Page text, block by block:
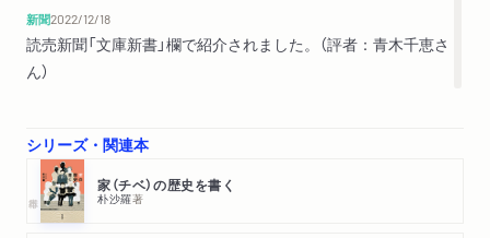
新聞2022/12/18
読売新聞「文庫新書」欄で紹介されました。（評者：青木千恵さ
ん）
シリーズ・関連本
家（チベ）の歴史を書く
朴沙羅著